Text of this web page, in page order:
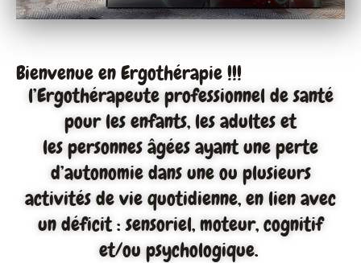
Bienvenue en Ergothérapie !!!
l’Ergothérapeuteprofessionnel de santé
pour les enfants, les adultes et
lespersonnes âgées ayant une perte
d’autonomie dans une ouplusieurs
activités de vie quotidienne, en lien avec
undéficit : sensoriel, moteur, cognitif
et/ou psychologique.